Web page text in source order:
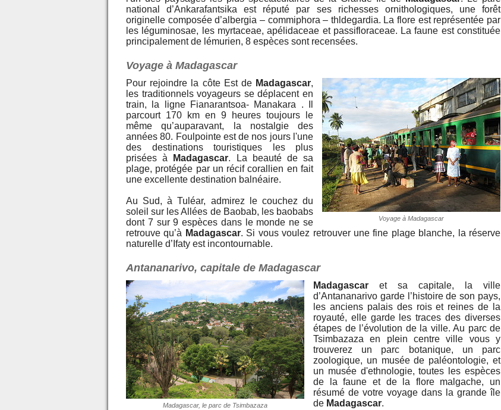
national d’Ankarafantsika est réputé par ses richesses ornithologiques, une forêt
originelle composée d’albergia – commiphora – thldegardia. La flore est représentée par
les léguminosae, les myrtaceae, apélidaceae et passifloraceae. La faune est constituée
principalement de lémurien, 8 espèces sont recensées.
Voyage à Madagascar
Voyage à Madagascar
Pour rejoindre la côte Est de Madagascar,
les traditionnels voyageurs se déplacent en
train, la ligne Fianarantsoa- Manakara . Il
parcourt 170 km en 9 heures toujours le
même qu’auparavant, la nostalgie des
années 80. Foulpointe est de nos jours l'une
des destinations touristiques les plus
prisées à
Madagascar. La beauté de sa
plage, protégée par un récif corallien en fait
une excellente destination balnéaire.
Au Sud, à Tuléar, admirez le couchez du
soleil sur les Allées de Baobab, les baobabs
dont 7 sur 9 espèces dans le monde ne se
retrouve qu’à Madagascar. Si vous voulez retrouver une fine plage blanche, la réserve
naturelle d’Ifaty est incontournable.
Antananarivo, capitale de Madagascar
Madagascar, le parc de Tsimbazaza
Madagascar et sa capitale, la ville
d’Antananarivo garde l’histoire de son pays,
les anciens palais des rois et reines de la
royauté, elle garde les traces des diverses
étapes de l’évolution de la ville. Au parc de
Tsimbazaza en plein centre ville vous y
trouverez un parc botanique, un parc
zoologique, un musée de paléontologie, et
un musée d'ethnologie, toutes les espèces
de la faune et de la flore malgache, un
résumé de votre voyage dans la grande île
de Madagascar.